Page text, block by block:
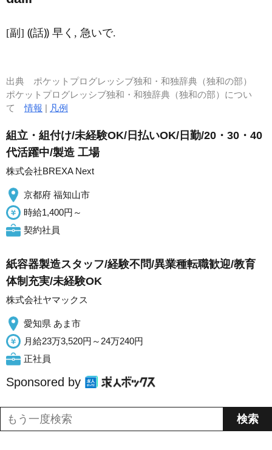
[副] ⸨話⸩ 早く, 急いで.
出典 ポケットプログレッシブ独和・和独辞典（独和の部）
ポケットプログレッシブ独和・和独辞典（独和の部）につい
て情報 | 凡例
組立・組付け/未経験OK/日払いOK/日勤/20・30・40
代活躍中/製造 工場
株式会社BREXA Next
京都府 福知山市
時給1,400円～
契約社員
紙容器製造スタッフ/経験不問/異業種転職歓迎/教育
体制充実/未経験OK
株式会社ヤマックス
愛知県 あま市
月給23万3,520円～24万240円
正社員
Sponsored by